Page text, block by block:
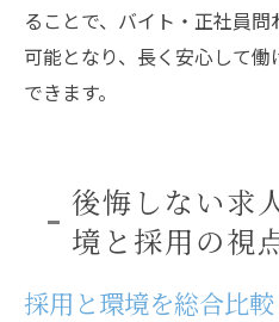
ることで、バイト・正社員
可能となり、長く安心して
できます。
後悔しない求
境と採用の視
採用と環境を総合比